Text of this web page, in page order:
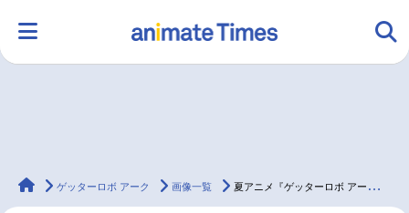
ラジオ みんなの声 グッズ 映画
animateTimes
ゲッターロボ アーク 画像一覧 夏アニメ『ゲッターロボ アーク』第11話あらすじ＆先行場面カットが公開